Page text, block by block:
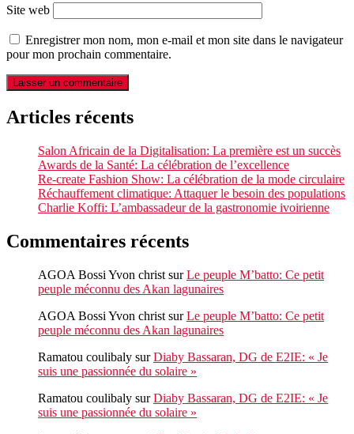
Site web
Enregistrer mon nom, mon e-mail et mon site dans le navigateur
pour mon prochain commentaire.
Articles récents
Salon Africain de la Digitalisation: La première est un succès
Awards de la Santé: La célébration de l’excellence
Re-create Fashion Show: La célébration de la mode circulaire
Réchauffement climatique: Attaquer le besoin des populations
Charlie Koffi: L’ambassadeur de la gastronomie ivoirienne
Commentaires récents
AGOA Bossi Yvon christ surLe peuple M’batto: Ce petit
peuple méconnu des Akan lagunaires
AGOA Bossi Yvon christ surLe peuple M’batto: Ce petit
peuple méconnu des Akan lagunaires
Ramatou coulibaly surDiaby Bassaran, DG de E2IE: « Je
suis une passionnée du solaire »
Ramatou coulibaly surDiaby Bassaran, DG de E2IE: « Je
suis une passionnée du solaire »